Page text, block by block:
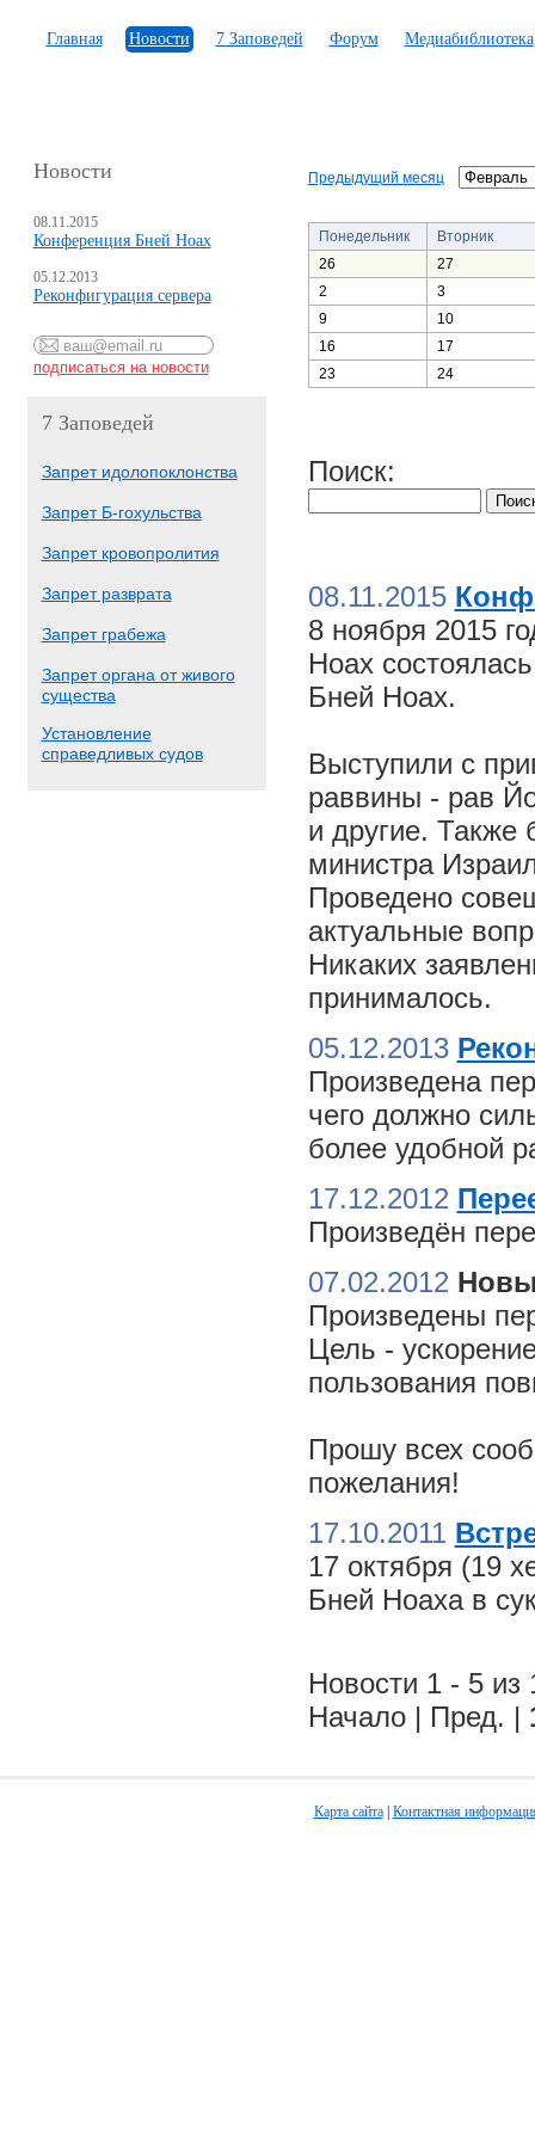
Главная Новости 7 Заповедей Форум Медиабиблиотека
Новости
08.11.2015
Конференция Бней Ноах
05.12.2013
Реконфигурация сервера
7 Заповедей
Запрет идолопоклонства
Запрет Б-гохульства
Запрет кровопролития
Запрет разврата
Запрет грабежа
Запрет органа от живого
существа
Установление
справедливых судов
Предыдущий месяц
Понедельник
Вторник
26
27
2
3
9
10
16
17
23
24
Поиск:
08.11.2015
8 ноября 2015
Ноах
Бней Ноах.
Выступили с
раввины - рав
и другие. Также
министра
Проведено
актуальные
Никаких
принималось.
05.12.2013
Произведена
чего должно
более удобной
17.12.2012
Произведён
07.02.2012
Произведены
Цель -
пользования
Прошу всех
пожелания!
17.10.2011
17 октября (19
Бней Ноаха в
Новости 1 - 5 из
Начало | Пред. |
Карта сайта| Контактная